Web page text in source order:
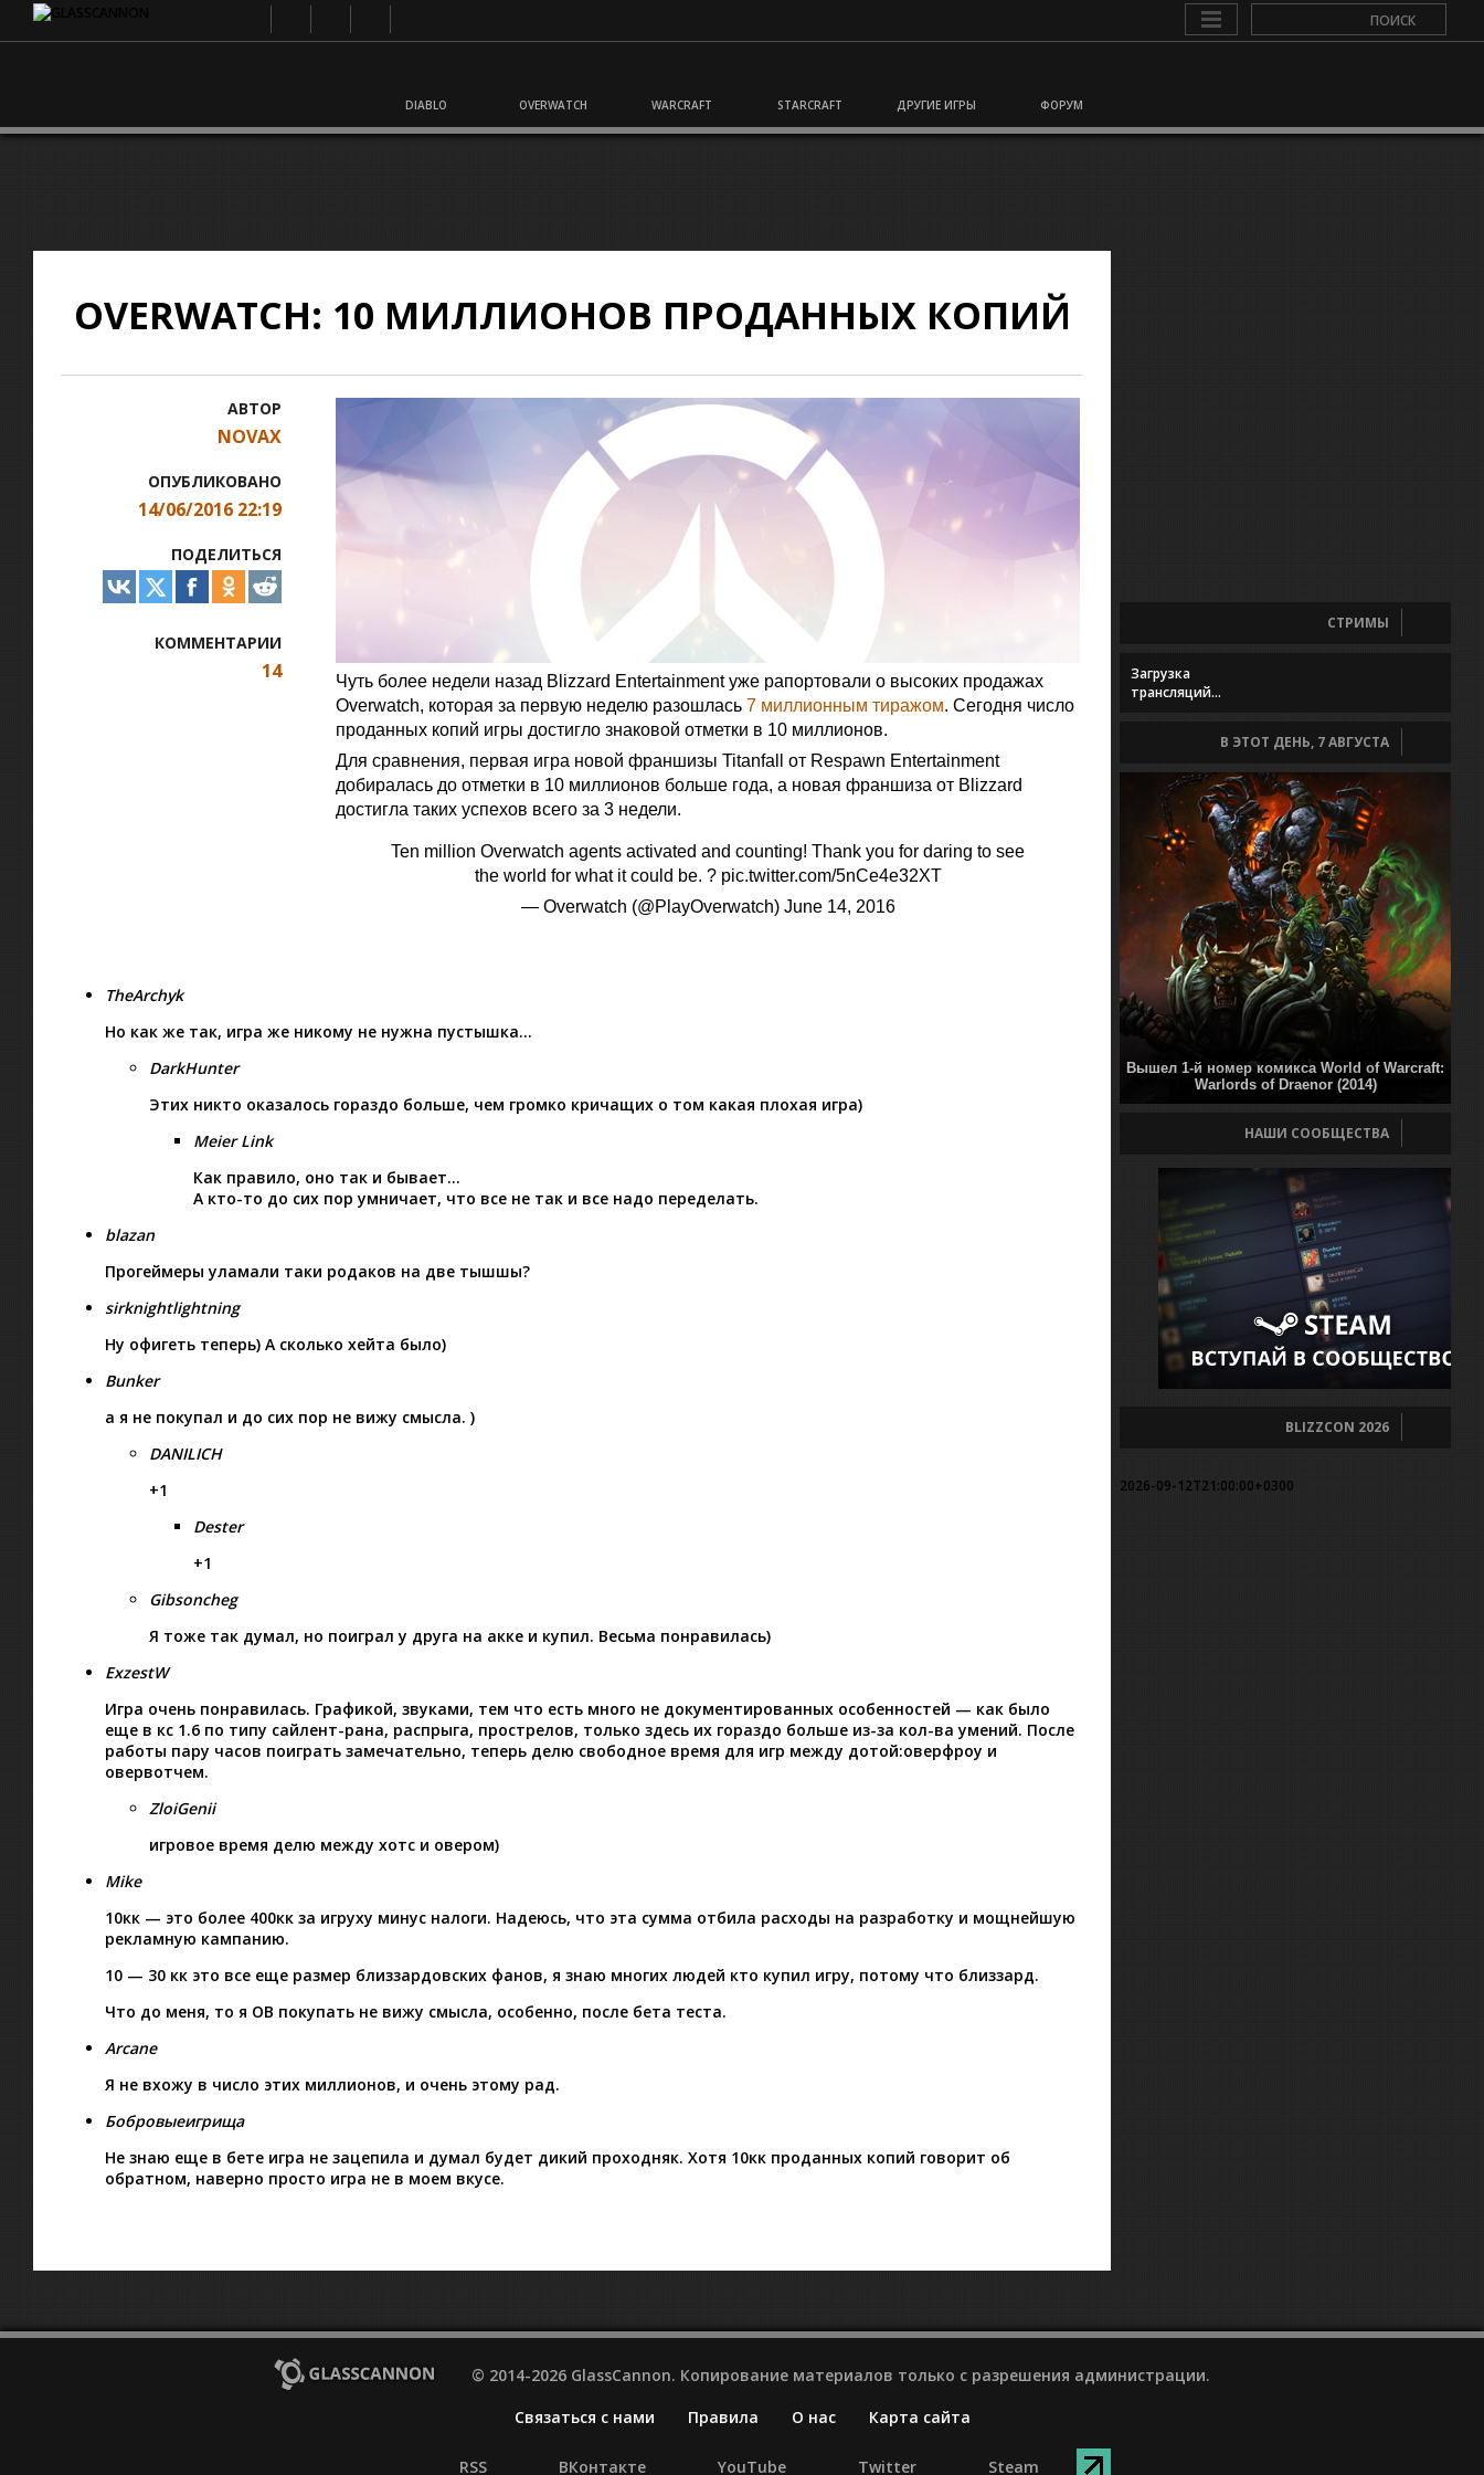
DIABLO OVERWATCH WARCRAFT STARCRAFT ДРУГИЕ ИГРЫ ФОРУМ
OVERWATCH: 10 МИЛЛИОНОВ ПРОДАННЫХ КОПИЙ
АВТОР
NOVAX
ОПУБЛИКОВАНО
14/06/2016 22:19
ПОДЕЛИТЬСЯ
КОММЕНТАРИИ
14
Чуть более недели назад Blizzard Entertainment уже рапортовали о высоких продажах
Overwatch, которая за первую неделю разошлась 7 миллионным тиражом. Сегодня число
проданных копий игры достигло знаковой отметки в 10 миллионов.
Для сравнения, первая игра новой франшизы Titanfall от Respawn Entertainment
добиралась до отметки в 10 миллионов больше года, а новая франшиза от Blizzard
достигла таких успехов всего за 3 недели.
Ten million Overwatch agents activated and counting! Thank you for daring to see
the world for what it could be. ? pic.twitter.com/5nCe4e32XT
— Overwatch (@PlayOverwatch) June 14, 2016
TheArchyk
Но как же так, игра же никому не нужна пустышка…
DarkHunter
Этих никто оказалось гораздо больше, чем громко кричащих о том какая плохая игра)
Meier Link
Как правило, оно так и бывает…
А кто-то до сих пор умничает, что все не так и все надо переделать.
blazan
Прогеймеры уламали таки родаков на две тышшы?
sirknightlightning
Ну офигеть теперь) А сколько хейта было)
Bunker
а я не покупал и до сих пор не вижу смысла. )
DANILICH
+1
Dester
+1
Gibsoncheg
Я тоже так думал, но поиграл у друга на акке и купил. Весьма понравилась)
ExzestW
Игра очень понравилась. Графикой, звуками, тем что есть много не документированных особенностей — как было
еще в кс 1.6 по типу сайлент-рана, распрыга, прострелов, только здесь их гораздо больше из-за кол-ва умений. После
работы пару часов поиграть замечательно, теперь делю свободное время для игр между дотой:оверфроу и
овервотчем.
ZloiGenii
игровое время делю между хотс и овером)
Mike
10кк — это более 400кк за игруху минус налоги. Надеюсь, что эта сумма отбила расходы на разработку и мощнейшую
рекламную кампанию.
10 — 30 кк это все еще размер близзардовских фанов, я знаю многих людей кто купил игру, потому что близзард.
Что до меня, то я ОВ покупать не вижу смысла, особенно, после бета теста.
Arcane
Я не вхожу в число этих миллионов, и очень этому рад.
Бобровыеигрища
Не знаю еще в бете игра не зацепила и думал будет дикий проходняк. Хотя 10кк проданных копий говорит об
обратном, наверно просто игра не в моем вкусе.
СТРИМЫ
Загрузка
трансляций...
В ЭТОТ ДЕНЬ, 7 АВГУСТА
Вышел 1-й номер комикса World of Warcraft:
Warlords of Draenor (2014)
НАШИ СООБЩЕСТВА
BLIZZCON 2026
2026-09-12T21:00:00+0300
© 2014-2026 GlassCannon. Копирование материалов только с разрешения администрации.
Связаться с нами
Правила О нас Карта сайта
RSS ВКонтакте YouTube Twitter Steam